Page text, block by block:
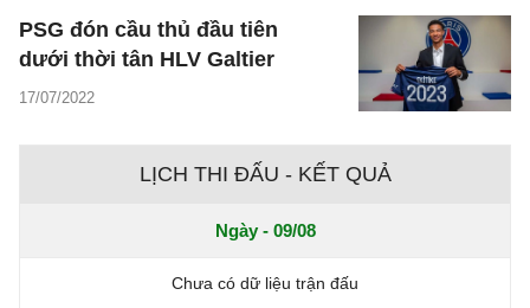
PSG đón cầu thủ đầu tiên
dưới thời tân HLV Galtier
17/07/2022
LỊCH THI ĐẤU - KẾT QUẢ
Ngày - 09/08
Chưa có dữ liệu trận đấu